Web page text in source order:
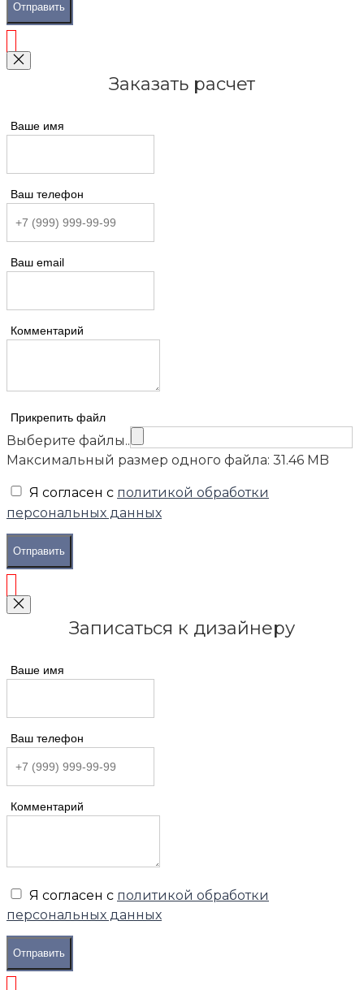
Отправить
Заказать расчет
Ваше имя
Ваш телефон
Ваш email
Комментарий
Прикрепить файл
Выберите файлы..
Максимальный размер одного файла: 31.46 MB
Я согласен с политикой обработки
персональных данных
Отправить
Записаться к дизайнеру
Ваше имя
Ваш телефон
Комментарий
Я согласен с политикой обработки
персональных данных
Отправить